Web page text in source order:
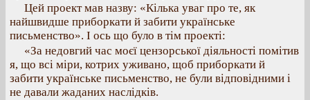
Цей проект мав назву: «Кілька уваг про те, як
найшвидше приборкати й забити українське
письменство». І ось що було в тім проекті:
«За недовгий час моєї цензорської діяльності помітив
я, що всі міри, котрих уживано, щоб приборкати й
забити українське письменство, не були відповідними і
не давали жаданих наслідків.